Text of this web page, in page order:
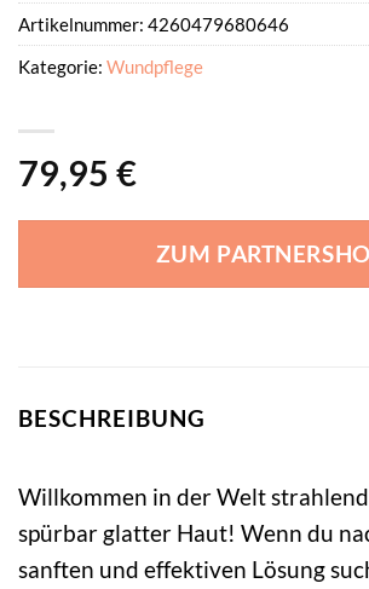
79,95 €
ZUM
Artikelnummer: 4260479680646
Kategorie: Wundpflege
BESCHREIBUNG
Willkommen in der Welt
spürbar glatter Haut! Wenn du
sanften und effektiven Lösung